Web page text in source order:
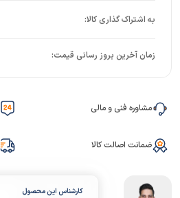
زمان آخرین بروز رسانی قیمت:
مشاوره فنی و مالی
ضمانت اصالت کالا
کارشناس این محصول